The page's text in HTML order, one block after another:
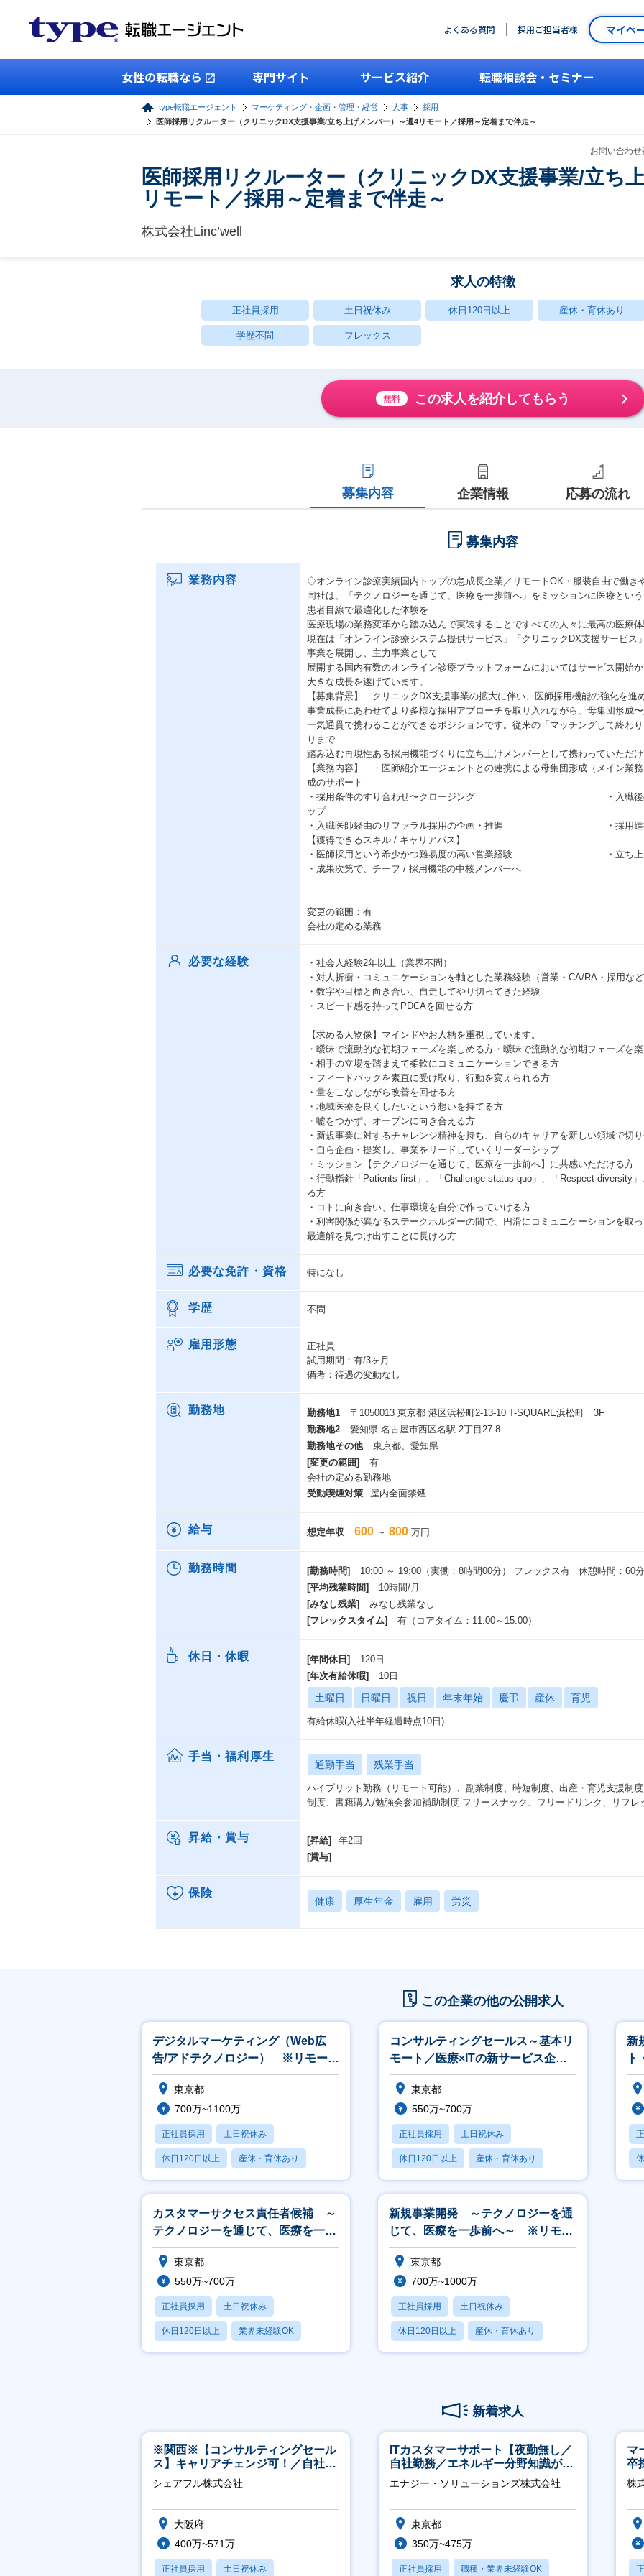
よくある質問 採用ご担当者様 マイペ
女性の転職なら 専門サイト サービス紹介 転職相談会・セミナー
type転職エージェント マーケティング・企画・管理・経営 人事
採用
医師採用リクルーター（クリニックDX支援事業/立ち上げメンバー）～週4リモート／採用～定着まで伴走～
お問い合わ
医師採用リクルーター（クリニックDX支援事業/立ち
リモート／採用～定着まで伴走～
株式会社Linc’well
求人の特徴
正社員採用 土日祝休み 休日120日以上 産休・育休あり
学歴不問 フレックス
無料 この求人を紹介してもらう
募集内容 企業情報 応募の流れ
募集内容
業務内容
◇オンライン診療実績国内トップの急成長企業／リモートOK・服装自由で働き
同社は、「テクノロジーを通じて、医療を一歩前へ」をミッションに医療とい
患者目線で最適化した体験を
医療現場の業務変革から踏み込んで実装することですべての人々に最高の医療
現在は「オンライン診療システム提供サービス」「クリニックDX支援サービス
事業を展開し、主力事業として
展開する国内有数のオンライン診療プラットフォームにおいてはサービス開始
大きな成長を遂げています。
【募集背景】 クリニックDX支援事業の拡大に伴い、医師採用機能の強化を進
事業成長にあわせてより多様な採用アプローチを取り入れながら、母集団形成
一気通貫で携わることができるポジションです。従来の「マッチングして終わ
りまで
踏み込む再現性ある採用機能づくりに立ち上げメンバーとして携わっていただ
【業務内容】 ・医師紹介エージェントとの連携による母集団形成（メイン
成のサポート
・採用条件のすり合わせ〜クロージング ・入職後のオン
ップ
・入職医師経由のリファラル採用の企画・推進 ・採用進捗・
【獲得できるスキル / キャリアパス】
・医師採用という希少かつ難易度の高い営業経験 ・立ち上げフ
・成果次第で、チーフ / 採用機能の中核メンバーへ
変更の範囲：有
会社の定める業務
必要な経験
・社会人経験2年以上（業界不問）
・対人折衝・コミュニケーションを軸とした業務経験（営業・CA/RA・採用な
・数字や目標と向き合い、自走してやり切ってきた経験
・スピード感を持ってPDCAを回せる方
【求める人物像】マインドやお人柄を重視しています。
・曖昧で流動的な初期フェーズを楽しめる方・曖昧で流動的な初期フェーズを
・相手の立場を踏まえて柔軟にコミュニケーションできる方
・フィードバックを素直に受け取り、行動を変えられる方
・量をこなしながら改善を回せる方
・地域医療を良くしたいという想いを持てる方
・嘘をつかず、オープンに向き合える方
・新規事業に対するチャレンジ精神を持ち、自らのキャリアを新しい領域で切
・自ら企画・提案し、事業をリードしていくリーダーシップ
・ミッション【テクノロジーを通じて、医療を一歩前へ】に共感いただける方
・行動指針「Patients first」、「Challenge status quo」、「Respect diversity
る方
・コトに向き合い、仕事環境を自分で作っていける方
・利害関係が異なるステークホルダーの間で、円滑にコミュニケーションを取
最適解を見つけ出すことに長ける方
必要な免許・資格 特になし
学歴 不問
雇用形態
正社員
試用期間：有/3ヶ月
備考：待遇の変動なし
勤務地 勤務地1
〒1050013 東京都 港区浜松町2-13-10 T-SQUARE浜松町 3F
勤務地2
愛知県 名古屋市西区名駅 2丁目27-8
勤務地その他
東京都、愛知県
[変更の範囲]
有
会社の定める勤務地
受動喫煙対策
屋内全面禁煙
給与 想定年収 600 ～ 800 万円
勤務時間 [勤務時間]
10:00 ～ 19:00（実働：8時間00分） フレックス有 休憩時間：60分
[平均残業時間]
10時間/月
[みなし残業]
みなし残業なし
[フレックスタイム]
有（コアタイム：11:00～15:00）
休日・休暇 [年間休日]
120日
[年次有給休暇]
10日
土曜日 日曜日 祝日 年末年始 慶弔 産休 育児
有給休暇(入社半年経過時点10日)
手当・福利厚生
通勤手当 残業手当
ハイブリット勤務（リモート可能）、副業制度、時短制度、出産・育児支援制
制度、書籍購入/勉強会参加補助制度 フリースナック、フリードリンク、リフレ
昇給・賞与 [昇給]
年2回
[賞与]
保険
健康 厚生年金 雇用 労災
この企業の他の公開求人
デジタルマーケティング（Web広
告/アドテクノロジー） ※リモー
ト・フレックス制度あり
東京都
700万~1100万
正社員採用 土日祝休み
休日120日以上 産休・育休あり
月残業20時間以内
コンサルティングセールス～基本リ
モート／医療×ITの新サービス企
画・提案・導入支援／新規開拓なし
～
東京都
550万~700万
正社員採用 土日祝休み
休日120日以上 産休・育休あり
月残業20時間以内
新
カスタマーサクセス責任者候補 ～
テクノロジーを通じて、医療を一歩
前へ～※リモート・フレックス制度
あり東京都
550万~700万
正社員採用 土日祝休み
休日120日以上 業界未経験OK
産休・育休あり
新規事業開発 ～テクノロジーを通
じて、医療を一歩前へ～ ※リモー
ト・フレックス制度あり
東京都
700万~1000万
正社員採用 土日祝休み
休日120日以上 産休・育休あり
月残業20時間以内
新着求人
※関西※【コンサルティングセール
ス】キャリアチェンジ可！／自社サ
ービス『シェアフル』の営業
シェアフル株式会社
大阪府
400万~571万
正社員採用 土日祝休み
ITカスタマーサポート【夜勤無し／
自社勤務／エネルギー分野知識が身
につきます】
エナジー・ソリューションズ株式会社
東京都
350万~475万
正社員採用 職種・業界未経験OK
マ
卒
ー
実
株